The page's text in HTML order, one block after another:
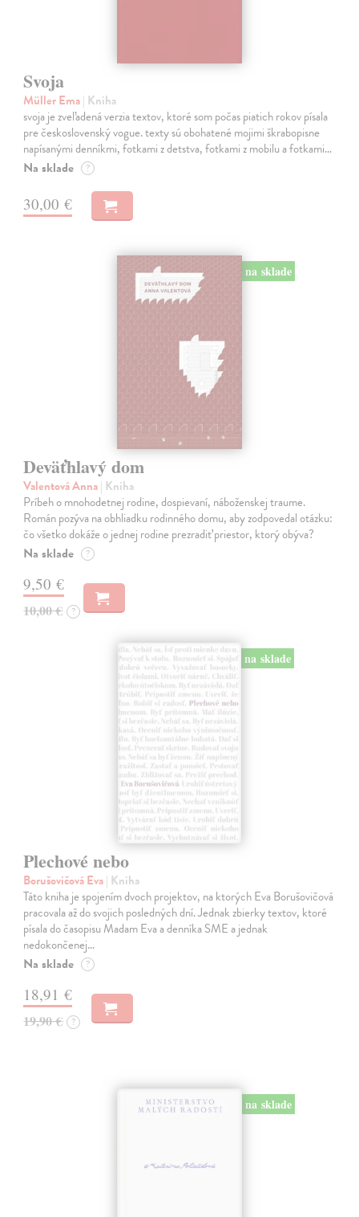
Svoja
Müller Ema| Kniha
svoja je zveľadená verzia textov, ktoré som počas piatich rokov písala
pre československý vogue. texty sú obohatené mojimi škrabopisne
napísanými denníkmi, fotkami z detstva, fotkami z mobilu a fotkami…
Na sklade ?
30,00 €
na sklade
Deväťhlavý dom
Valentová Anna| Kniha
Príbeh o mnohodetnej rodine, dospievaní, náboženskej traume.
Román pozýva na obhliadku rodinného domu, aby zodpovedal otázku:
čo všetko dokáže o jednej rodine prezradiť priestor, ktorý obýva?
Na sklade ?
9,50 €
10,00 € ?
na sklade
Plechové nebo
Borušovičová Eva| Kniha
Táto kniha je spojením dvoch projektov, na ktorých Eva Borušovičová
pracovala až do svojich posledných dní. Jednak zbierky textov, ktoré
písala do časopisu Madam Eva a denníka SME a jednak
nedokončenej…
Na sklade ?
18,91 €
19,90 € ?
na sklade